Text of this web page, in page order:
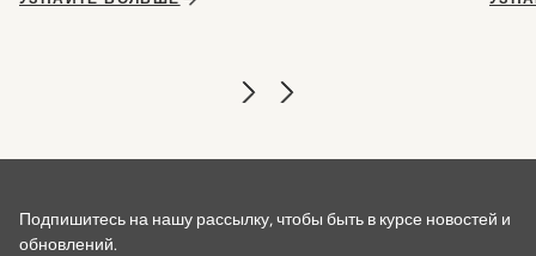
Подпишитесь на нашу рассылку, чтобы быть в курсе новостей и
обновлений.